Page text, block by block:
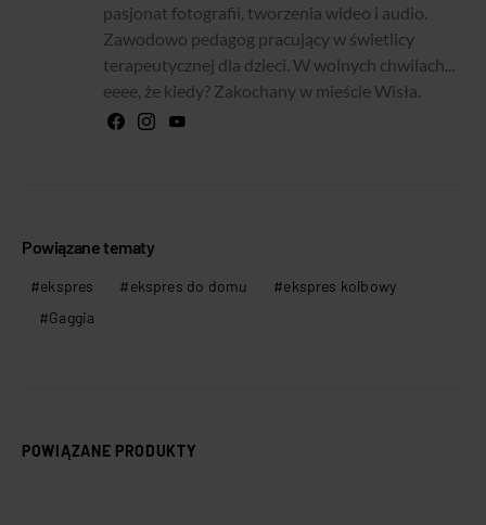
pasjonat fotografii, tworzenia wideo i audio.
Zawodowo pedagog pracujący w świetlicy
terapeutycznej dla dzieci. W wolnych chwilach...
eeee, że kiedy? Zakochany w mieście Wisła.
Powiązane tematy
ekspres ekspres do domu
ekspres kolbowy
Gaggia
POWIĄZANE PRODUKTY